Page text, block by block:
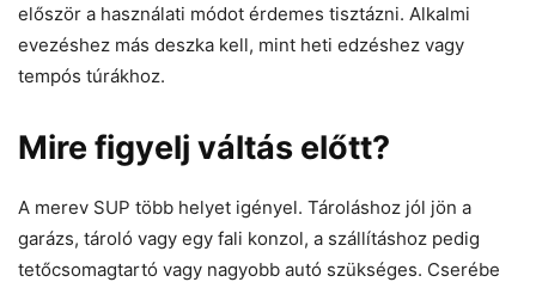
először a használati módot érdemes tisztázni. Alkalmi
evezéshez más deszka kell, mint heti edzéshez vagy
tempós túrákhoz.
Mire figyelj váltás előtt?
A merev SUP több helyet igényel. Tároláshoz jól jön a
garázs, tároló vagy egy fali konzol, a szállításhoz pedig
tetőcsomagtartó vagy nagyobb autó szükséges. Cserébe